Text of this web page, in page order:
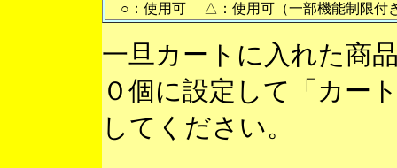
○：使用可 △：使用可（一部機能制限
一旦カートに入れた商
０個に設定して「カー
してください。